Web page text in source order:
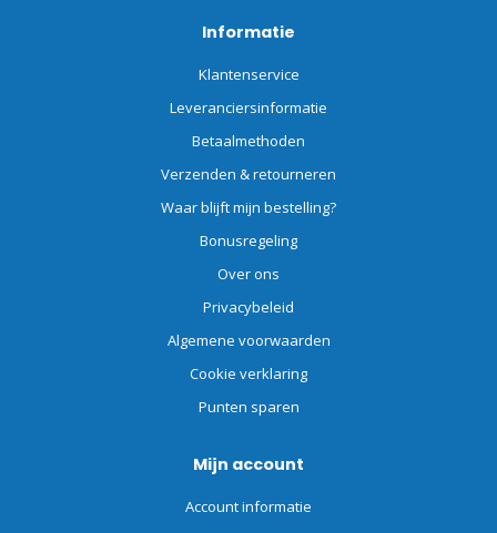
Informatie
Klantenservice
Leveranciersinformatie
Betaalmethoden
Verzenden & retourneren
Waar blijft mijn bestelling?
Bonusregeling
Over ons
Privacybeleid
Algemene voorwaarden
Cookie verklaring
Punten sparen
Mijn account
Account informatie